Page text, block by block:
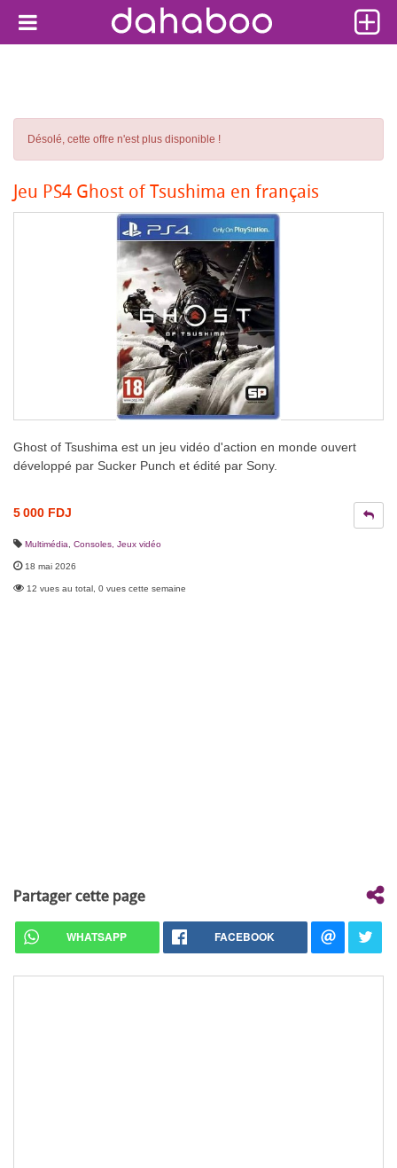
Désolé, cette offre n'est plus disponible !
Jeu PS4 Ghost of Tsushima en français
Ghost of Tsushima est un jeu vidéo d'action en monde ouvert
développé par Sucker Punch et édité par Sony.
5 000 FDJ
Multimédia Consoles, Jeux vidéo
18 mai 2026
12 vues au total, 0 vues cette semaine
Partager cette page
WHATSAPP FACEBOOK